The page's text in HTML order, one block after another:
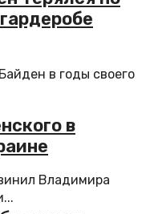
в годы своего
в
Владимира